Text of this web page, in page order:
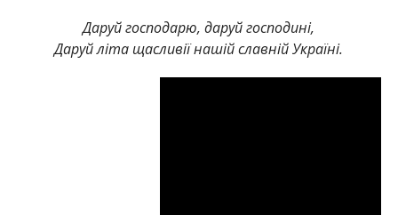
Даруй господарю, даруй господині,
Даруй літа щасливії нашій славній Україні.